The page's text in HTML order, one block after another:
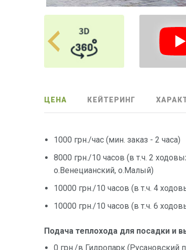
ЦЕНА КЕЙТЕРИНГ
1000 грн./час (мин. заказ - 2 часа)
8000 грн./10 часов (в т.ч. 2
о.Венецианский, о.Малый)
10000 грн./10 часов (в т.ч. 4
10000 грн./10 часов (в т.ч. 6
Подача теплохода для посадки и
0 грн./в Гидропарк (Русановский